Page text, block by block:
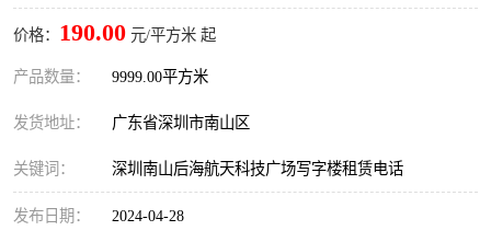
价格： 190.00 元/平方米 起
产品数量： 9999.00平方米
发货地址： 广东省深圳市南山区
关键词： 深圳南山后海航天科技广场写字楼租赁电话
发布日期： 2024-04-28
车公庙
南头 高新园